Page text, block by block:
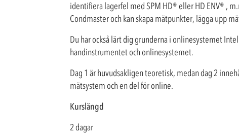
identifiera lagerfel med SPM HD®eller HD ENV® ,
Condmaster och kan skapa mätpunkter, lägga upp
Du har också lärt dig grunderna i onlinesystemet
handinstrumentet och onlinesystemet.
Dag 1 är huvudsakligen teoretisk, medan dag 2
mätsystem och en del för online.
Kurslängd
2 dagar